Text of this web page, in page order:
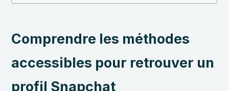
Comprendre les méthodes
accessibles pour retrouver un
profil Snapchat